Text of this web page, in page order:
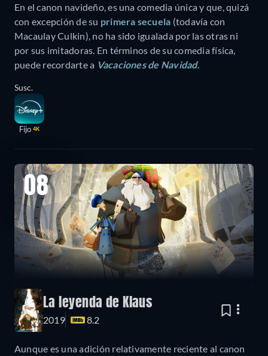
En el canon navideño, es una comedia única y que, quizá
con excepción de su primera secuela (todavía con
Macaulay Culkin), no ha sido igualada por las otras ni
por sus imitadoras. En términos de su comedia física,
puede recordarte a Vacaciones de Navidad.
Susc.
Fijo 4K
08
La leyenda de Klaus
2019 8.2
Aunque es una adición relativamente reciente al canon